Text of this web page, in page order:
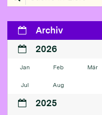
Archiv
2026
Jan Feb Mär
Jul Aug
2025